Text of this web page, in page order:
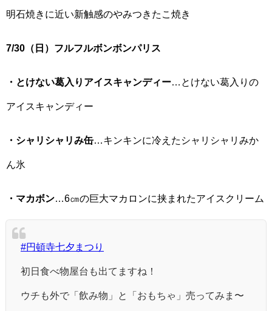
明石焼きに近い新触感のやみつきたこ焼き
7/30（日）フルフルボンボンパリス
・とけない葛入りアイスキャンディー…とけない葛入りの
アイスキャンディー
・シャリシャリみ缶…キンキンに冷えたシャリシャリみか
ん氷
・マカボン…6㎝の巨大マカロンに挟まれたアイスクリーム
#円頓寺七夕まつり
初日食べ物屋台も出てますね！
ウチも外で「飲み物」と「おもちゃ」売ってみま〜